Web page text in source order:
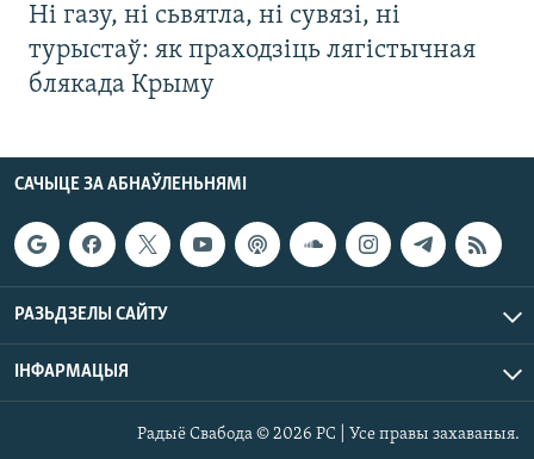
Ні газу, ні сьвятла, ні сувязі, ні
турыстаў: як праходзіць лягістычная
блякада Крыму
САЧЫЦЕ ЗА АБНАЎЛЕНЬНЯМІ
РАЗЬДЗЕЛЫ САЙТУ
ІНФАРМАЦЫЯ
Радыё Свабода © 2026 РС | Усе правы захаваныя.